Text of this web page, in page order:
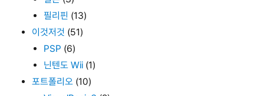
필리핀 (13)
이것저것 (51)
PSP (6)
닌텐도 Wii (1)
포트폴리오 (10)